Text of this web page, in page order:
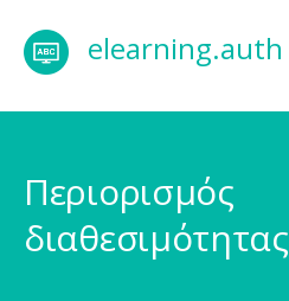
elearning.auth
Περιορισμός
διαθεσιμότητας